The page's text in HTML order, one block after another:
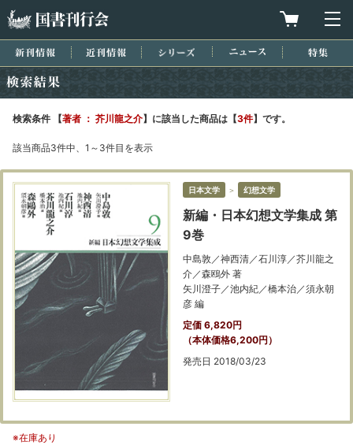
買物カゴを
新刊情報 近刊情報 シリーズ ニュース
検索条件 【著者 ： 芥川龍之介】に該当した商品は【3件】です。
該当商品3件中、1～3件目を表示
日本文学 ＞ 幻想文学
新編・日本幻想文学集成 第
9巻
中島敦／神西清／石川淳／芥川龍之
介／森鴎外 著
矢川澄子／池内紀／橋本治／須永朝
彦 編
定価 6,820円
（本体価格6,200円）
発売日 2018/03/23
※在庫あり